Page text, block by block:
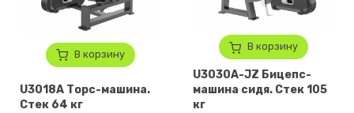
В корзину
U3018A Торс-машина.
Стек 64 кг
В корзину
U3030A-JZ Бицепс-
машина сидя. Стек 105
кг